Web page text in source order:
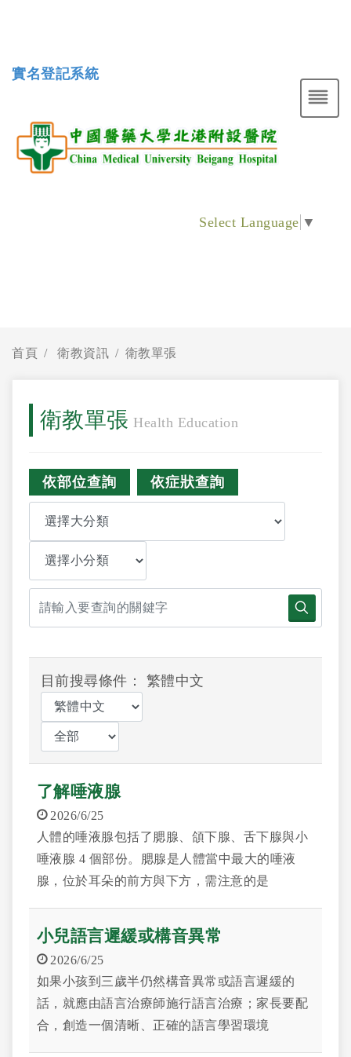
實名登記系統
Select Language ▼
首頁 衛教資訊 衛教單張
衛教單張 Health Education
依部位查詢 依症狀查詢
目前搜尋條件： 繁體中文
了解唾液腺
2026/6/25
人體的唾液腺包括了腮腺、頜下腺、舌下腺與小
唾液腺 4 個部份。腮腺是人體當中最大的唾液
腺，位於耳朵的前方與下方，需注意的是
小兒語言遲緩或構音異常
2026/6/25
如果小孩到三歲半仍然構音異常或語言遲緩的
話，就應由語言治療師施行語言治療；家長要配
合，創造一個清晰、正確的語言學習環境